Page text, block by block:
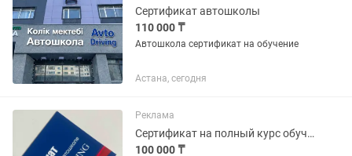
навыки. Сейчас...
Сертификат автошколы
110 000 ₸
Автошкола сертификат на обучение
Астана, сегодня
Реклама
Сертификат на полный курс обучения в автошколе
100 000 ₸